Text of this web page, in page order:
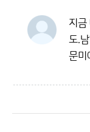
지금
도.
문미